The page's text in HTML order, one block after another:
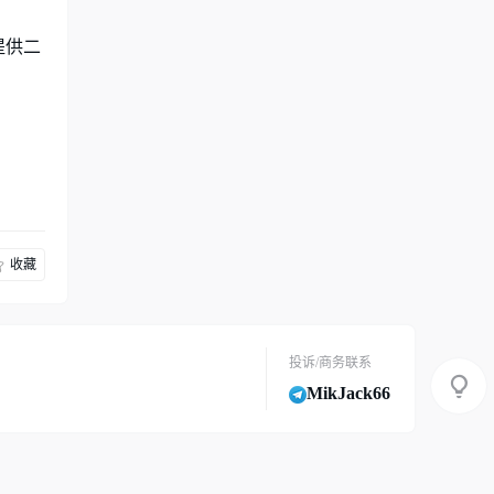
供二
收藏
投诉/商务联系
MikJack66